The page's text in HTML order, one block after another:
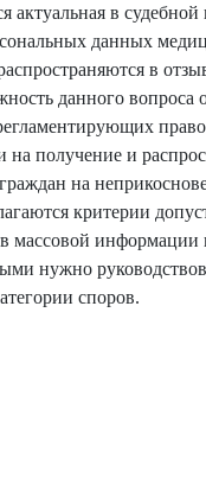
актуальная в судебной
данных
в
данного вопроса
право
получение и
на
критерии
массовой информации
нужно
споров.